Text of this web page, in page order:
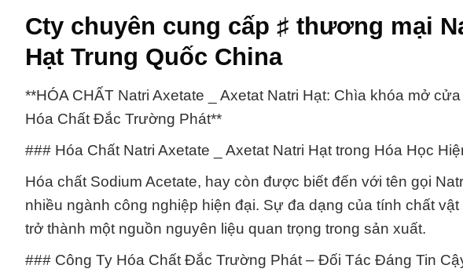
Cty chuyên cung cấp ♯ thương mại
Hạt Trung Quốc China
**HÓA CHẤT Natri Axetate _ Axetat Natri Hạt: Chìa khóa mở
Hóa Chất Đắc Trường Phát**
### Hóa Chất Natri Axetate _ Axetat Natri Hạt trong Hóa Học
Hóa chất Sodium Acetate, hay còn được biết đến với tên gọi
nhiều ngành công nghiệp hiện đại. Sự đa dạng của tính chất
trở thành một nguồn nguyên liệu quan trọng trong sản xuất.
### Công Ty Hóa Chất Đắc Trường Phát – Đối Tác Đáng Tin